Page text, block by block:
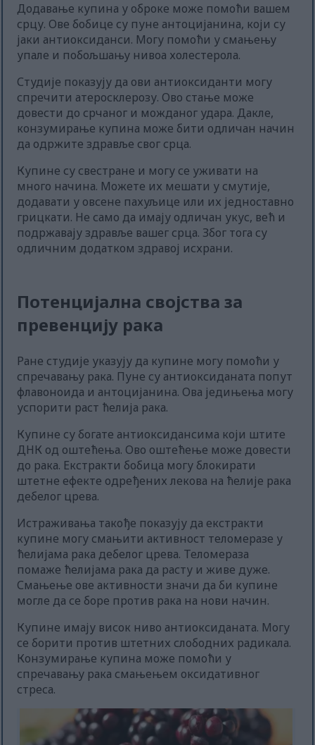
Додавање купина у оброке може помоћи вашем
срцу. Ове бобице су пуне антоцијанина, који су
јаки антиоксиданси. Могу помоћи у смањењу
упале и побољшању нивоа холестерола.
Студије показују да ови антиоксиданти могу
спречити атеросклерозу. Ово стање може
довести до срчаног и можданог удара. Дакле,
конзумирање купина може бити одличан начин
да одржите здравље свог срца.
Купине су свестране и могу се уживати на
много начина. Можете их мешати у смутије,
додавати у овсене пахуљице или их једноставно
грицкати. Не само да имају одличан укус, већ и
подржавају здравље вашег срца. Због тога су
одличним додатком здравој исхрани.
Потенцијална својства за
превенцију рака
Ране студије указују да купине могу помоћи у
спречавању рака. Пуне су антиоксиданата попут
флавоноида и антоцијанина. Ова једињења могу
успорити раст ћелија рака.
Купине су богате антиоксидансима који штите
ДНК од оштећења. Ово оштећење може довести
до рака. Екстракти бобица могу блокирати
штетне ефекте одређених лекова на ћелије рака
дебелог црева.
Истраживања такође показују да екстракти
купине могу смањити активност теломеразе у
ћелијама рака дебелог црева. Теломераза
помаже ћелијама рака да расту и живе дуже.
Смањење ове активности значи да би купине
могле да се боре против рака на нови начин.
Купине имају висок ниво антиоксиданата. Могу
се борити против штетних слободних радикала.
Конзумирање купина може помоћи у
спречавању рака смањењем оксидативног
стреса.